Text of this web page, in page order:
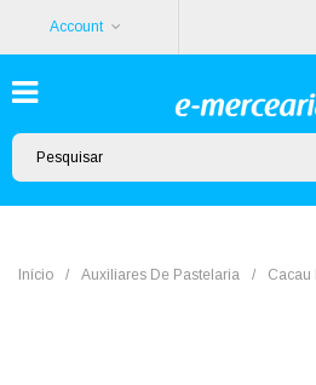
Account
Início / Auxiliares De Pastelaria / Cacau